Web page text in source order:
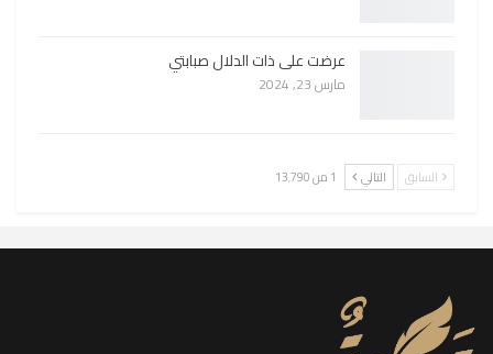
عرضت على ذات الدلال صبابتي
مارس 23, 2024
السابق التالي 1 من 13٬790